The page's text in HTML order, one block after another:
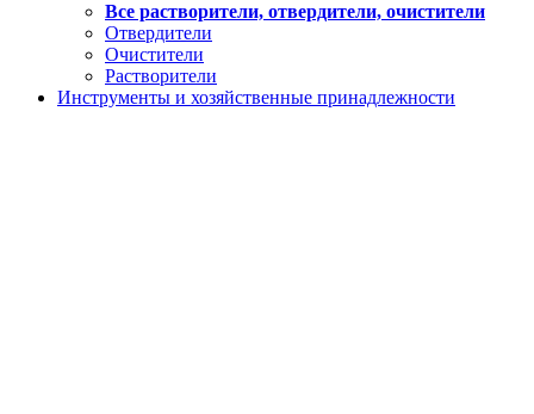
Все растворители, отвердители, очистители
Отвердители
Очистители
Растворители
Инструменты и хозяйственные принадлежности